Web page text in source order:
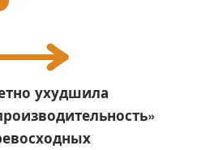
ухудшила